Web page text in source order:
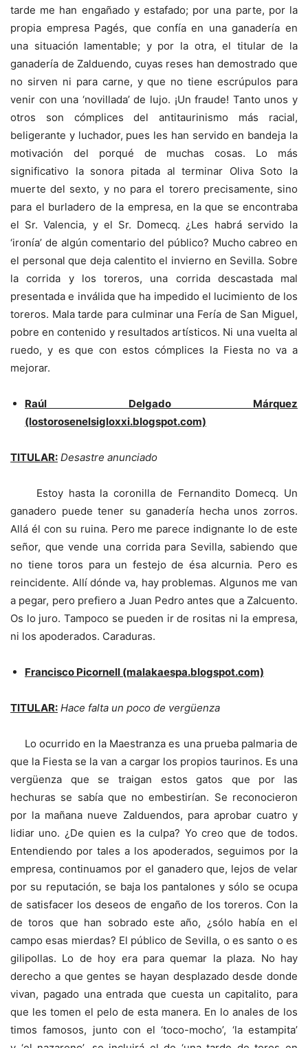
tarde me han engañado y estafado; por una parte, por la
propia empresa Pagés, que confía en una ganadería en
una situación lamentable; y por la otra, el titular de la
ganadería de Zalduendo, cuyas reses han demostrado que
no sirven ni para carne, y que no tiene escrúpulos para
venir con una ‘novillada’ de lujo. ¡Un fraude! Tanto unos y
otros son cómplices del antitaurinismo más racial,
beligerante y luchador, pues les han servido en bandeja la
motivación del porqué de muchas cosas. Lo más
significativo la sonora pitada al terminar Oliva Soto la
muerte del sexto, y no para el torero precisamente, sino
para el burladero de la empresa, en la que se encontraba
el Sr. Valencia, y el Sr. Domecq. ¿Les habrá servido la
‘ironía’ de algún comentario del público? Mucho cabreo en
el personal que deja calentito el invierno en Sevilla. Sobre
la corrida y los toreros, una corrida descastada mal
presentada e inválida que ha impedido el lucimiento de los
toreros. Mala tarde para culminar una Fería de San Miguel,
pobre en contenido y resultados artísticos. Ni una vuelta al
ruedo, y es que con estos cómplices la Fiesta no va a
mejorar.
Raúl Delgado Márquez
(lostorosenelsigloxxi.blogspot.com)
TITULAR: Desastre anunciado
Estoy hasta la coronilla de Fernandito Domecq. Un
ganadero puede tener su ganadería hecha unos zorros.
Allá él con su ruina. Pero me parece indignante lo de este
señor, que vende una corrida para Sevilla, sabiendo que
no tiene toros para un festejo de ésa alcurnia. Pero es
reincidente. Allí dónde va, hay problemas. Algunos me van
a pegar, pero prefiero a Juan Pedro antes que a Zalcuento.
Os lo juro. Tampoco se pueden ir de rositas ni la empresa,
ni los apoderados. Caraduras.
Francisco Picornell (malakaespa.blogspot.com)
TITULAR: Hace falta un poco de vergüenza
Lo ocurrido en la Maestranza es una prueba palmaria de
que la Fiesta se la van a cargar los propios taurinos. Es una
vergüenza que se traigan estos gatos que por las
hechuras se sabía que no embestirían. Se reconocieron
por la mañana nueve Zalduendos, para aprobar cuatro y
lidiar uno. ¿De quien es la culpa? Yo creo que de todos.
Entendiendo por tales a los apoderados, seguimos por la
empresa, continuamos por el ganadero que, lejos de velar
por su reputación, se baja los pantalones y sólo se ocupa
de satisfacer los deseos de engaño de los toreros. Con la
de toros que han sobrado este año, ¿sólo había en el
campo esas mierdas? El público de Sevilla, o es santo o es
gilipollas. Lo de hoy era para quemar la plaza. No hay
derecho a que gentes se hayan desplazado desde donde
vivan, pagado una entrada que cuesta un capitalito, para
que les tomen el pelo de esta manera. En lo anales de los
timos famosos, junto con el ‘toco-mocho’, ‘la estampita’